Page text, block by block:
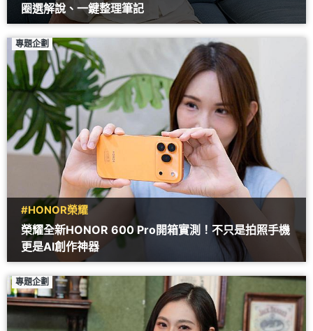
圈選解說、一鍵整理筆記
專題企劃
#HONOR榮耀
榮耀全新HONOR 600 Pro開箱實測！不只是拍照手機
更是AI創作神器
專題企劃